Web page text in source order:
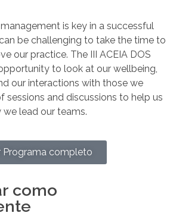
is key in a successful
be challenging to take the time to
our practice. The III ACEIA DOS
to look at our wellbeing,
our interactions with those we
sessions and discussions to help us
lead our teams.
Programa completo
como